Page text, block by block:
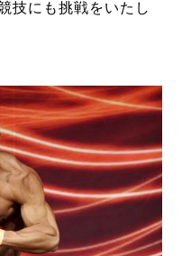
技にも挑戦をいたし